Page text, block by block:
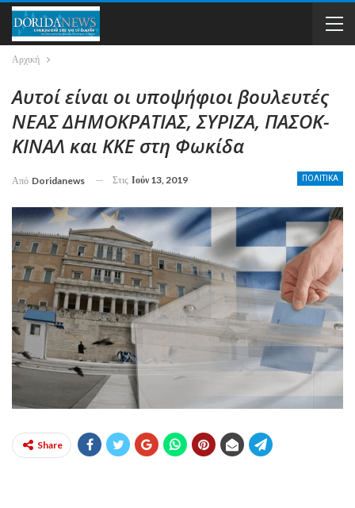
Αρχική
Αυτοί είναι οι υποψήφιοι βουλευτές
ΝΕΑΣ ΔΗΜΟΚΡΑΤΙΑΣ, ΣΥΡΙΖΑ, ΠΑΣΟΚ-
ΚΙΝΑΛ και ΚΚΕ στη Φωκίδα
ΠΟΛΙΤΙΚΑ
Από Doridanews Στις Ιούν 13, 2019
Share